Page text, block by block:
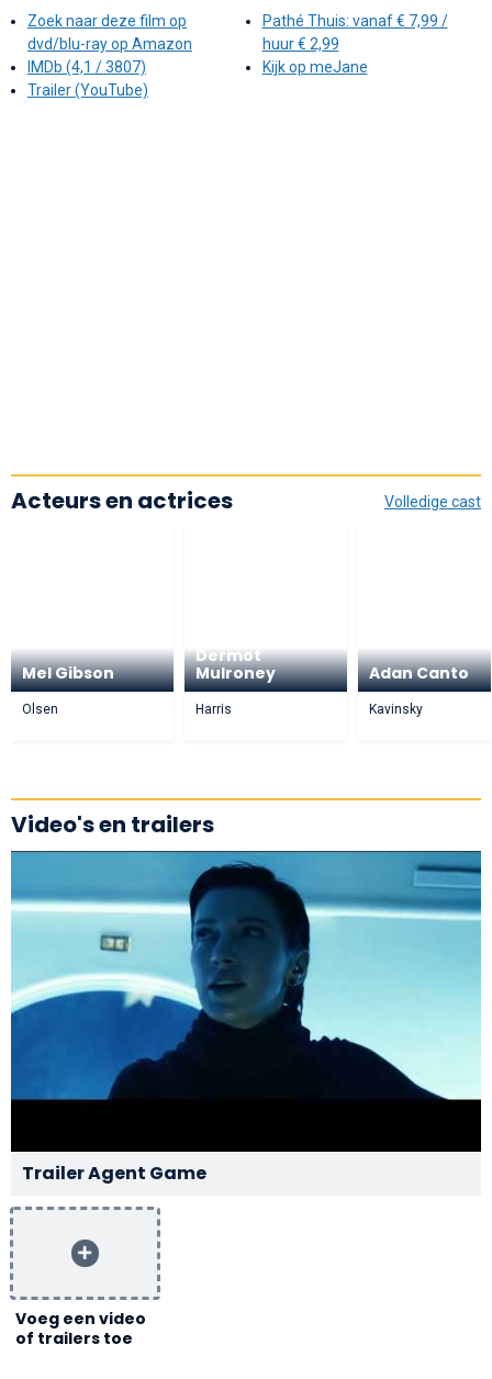
Zoek naar deze film op
dvd/blu-ray op Amazon
IMDb (4,1 / 3807)
Trailer (YouTube)
Pathé Thuis: vanaf € 7,99 /
huur € 2,99
Kijk op meJane
Volledige cast
Acteurs en actrices
Mel Gibson
Olsen
Dermot
Mulroney
Harris
Adan Canto
Kavinsky
Video's en trailers
Trailer Agent Game
Voeg een video
of trailers toe